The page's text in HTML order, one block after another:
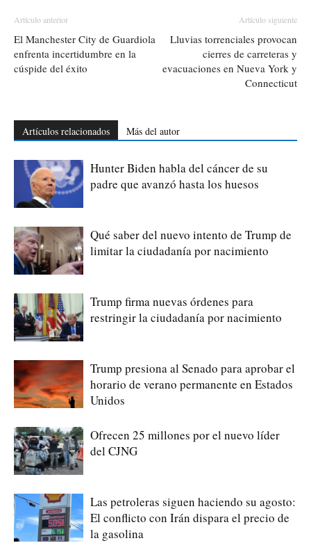
Artículo anterior
El Manchester City de Guardiola
enfrenta incertidumbre en la
cúspide del éxito
Artículo siguiente
Lluvias torrenciales provocan
cierres de carreteras y
evacuaciones en Nueva York y
Connecticut
Artículos relacionados Más del autor
Hunter Biden habla del cáncer de su
padre que avanzó hasta los huesos
Qué saber del nuevo intento de Trump de
limitar la ciudadanía por nacimiento
Trump firma nuevas órdenes para
restringir la ciudadanía por nacimiento
Trump presiona al Senado para aprobar el
horario de verano permanente en Estados
Unidos
Ofrecen 25 millones por el nuevo líder
del CJNG
Las petroleras siguen haciendo su agosto:
El conflicto con Irán dispara el precio de
la gasolina